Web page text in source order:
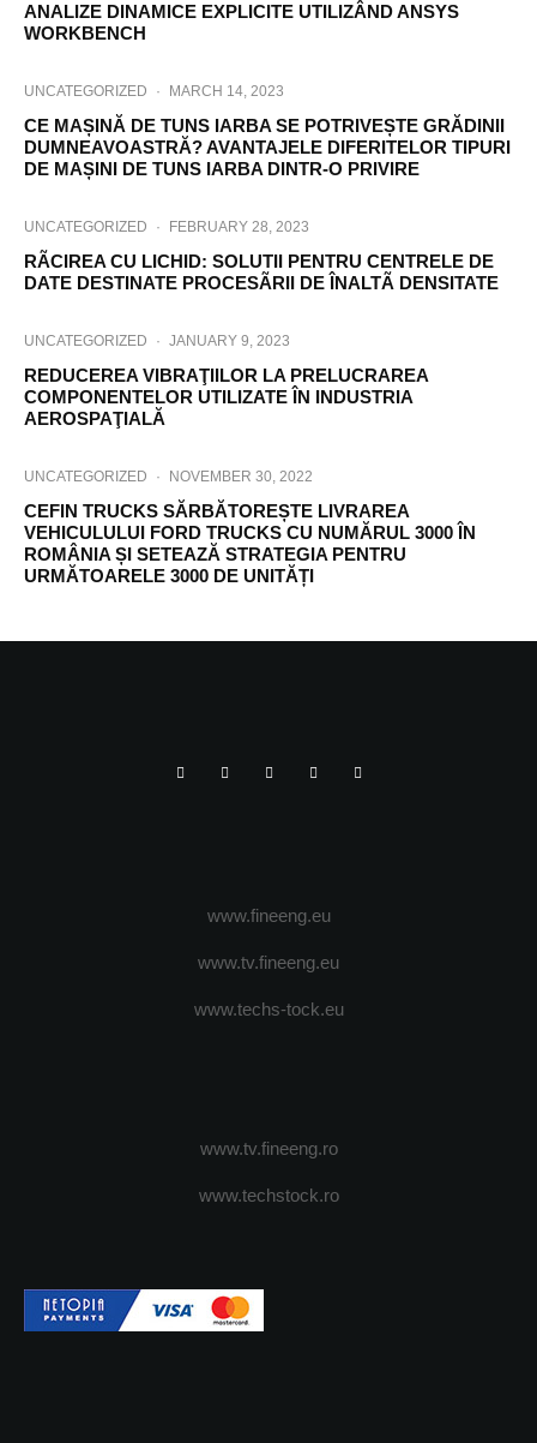
ANALIZE DINAMICE EXPLICITE UTILIZÂND ANSYS
WORKBENCH
UNCATEGORIZED · MARCH 14, 2023
CE MAȘINĂ DE TUNS IARBA SE POTRIVEȘTE GRĂDINII
DUMNEAVOASTRĂ? AVANTAJELE DIFERITELOR TIPURI
DE MAȘINI DE TUNS IARBA DINTR-O PRIVIRE
UNCATEGORIZED · FEBRUARY 28, 2023
RÃCIREA CU LICHID: SOLUTII PENTRU CENTRELE DE
DATE DESTINATE PROCESÃRII DE ÎNALTÃ DENSITATE
UNCATEGORIZED · JANUARY 9, 2023
REDUCEREA VIBRAŢIILOR LA PRELUCRAREA
COMPONENTELOR UTILIZATE ÎN INDUSTRIA
AEROSPAŢIALĂ
UNCATEGORIZED · NOVEMBER 30, 2022
CEFIN TRUCKS SĂRBĂTOREȘTE LIVRAREA
VEHICULULUI FORD TRUCKS CU NUMĂRUL 3000 ÎN
ROMÂNIA ȘI SETEAZĂ STRATEGIA PENTRU
URMĂTOARELE 3000 DE UNITĂȚI
www.fineeng.eu
www.tv.fineeng.eu
www.techs-tock.eu
www.tv.fineeng.ro
www.techstock.ro